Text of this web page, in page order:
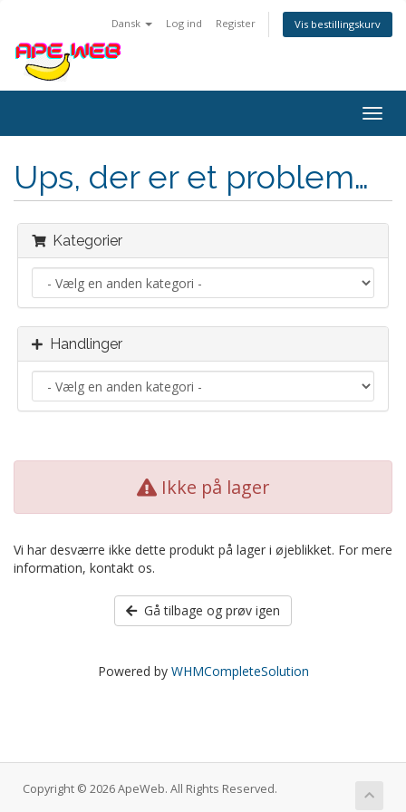
Dansk Log ind Register Vis bestillingskurv
Ups, der er et problem…
Kategorier
Handlinger
Ikke på lager
Vi har desværre ikke dette produkt på lager i øjeblikket. For mere
information, kontakt os.
Gå tilbage og prøv igen
Powered by WHMCompleteSolution
Copyright © 2026 ApeWeb. All Rights Reserved.